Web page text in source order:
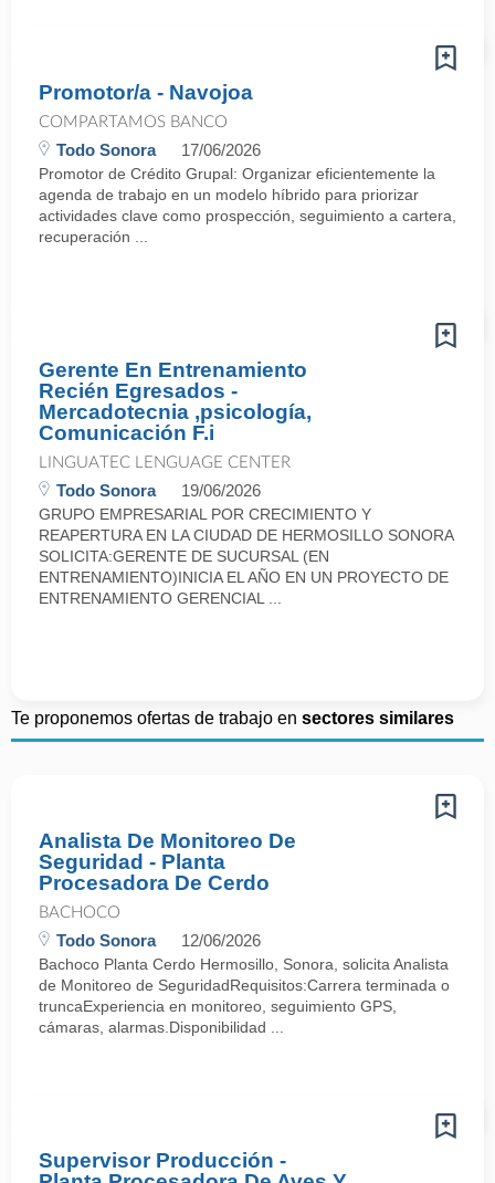
Promotor/a - Navojoa
COMPARTAMOS BANCO
Todo Sonora 17/06/2026
Promotor de Crédito Grupal: Organizar eficientemente la
agenda de trabajo en un modelo híbrido para priorizar
actividades clave como prospección, seguimiento a cartera,
recuperación ...
Gerente En Entrenamiento
Recién Egresados -
Mercadotecnia ,psicología,
Comunicación F.i
LINGUATEC LENGUAGE CENTER
Todo Sonora 19/06/2026
GRUPO EMPRESARIAL POR CRECIMIENTO Y
REAPERTURA EN LA CIUDAD DE HERMOSILLO SONORA
SOLICITA:GERENTE DE SUCURSAL (EN
ENTRENAMIENTO)INICIA EL AÑO EN UN PROYECTO DE
ENTRENAMIENTO GERENCIAL ...
Te proponemos ofertas de trabajo en sectores similares
Analista De Monitoreo De
Seguridad - Planta
Procesadora De Cerdo
BACHOCO
Todo Sonora 12/06/2026
Bachoco Planta Cerdo Hermosillo, Sonora, solicita Analista
de Monitoreo de SeguridadRequisitos:Carrera terminada o
truncaExperiencia en monitoreo, seguimiento GPS,
cámaras, alarmas.Disponibilidad ...
Supervisor Producción -